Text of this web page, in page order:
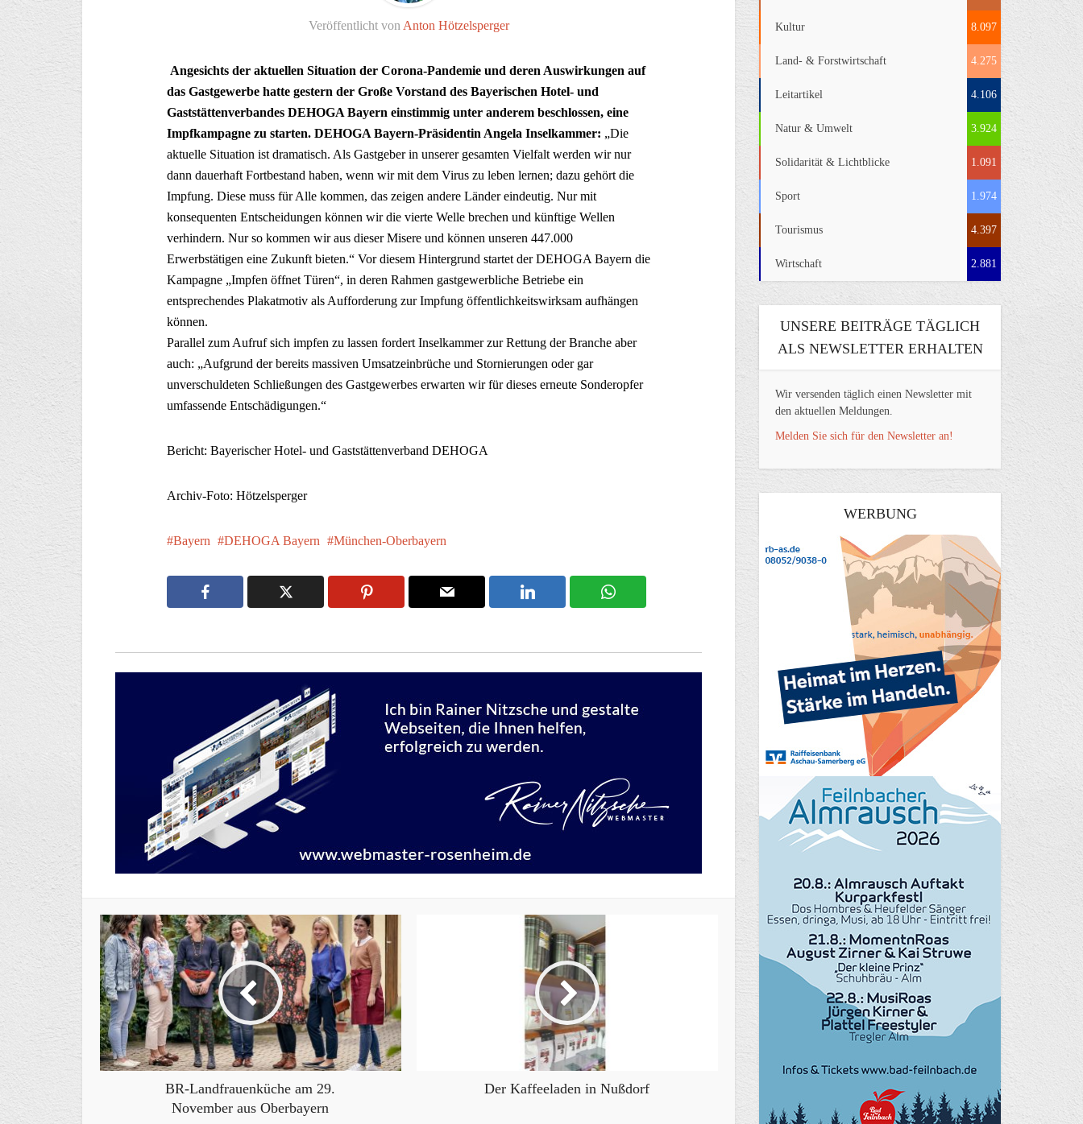
Veröffentlicht von Anton Hötzelsperger
Angesichts der aktuellen Situation der Corona-Pandemie und deren Auswirkungen auf
das Gastgewerbe hatte gestern der Große Vorstand des Bayerischen Hotel- und
Gaststättenverbandes DEHOGA Bayern einstimmig unter anderem beschlossen, eine
Impfkampagne zu starten. DEHOGA Bayern-Präsidentin Angela Inselkammer: „Die
aktuelle Situation ist dramatisch. Als Gastgeber in unserer gesamten Vielfalt werden wir nur
dann dauerhaft Fortbestand haben, wenn wir mit dem Virus zu leben lernen; dazu gehört die
Impfung. Diese muss für Alle kommen, das zeigen andere Länder eindeutig. Nur mit
konsequenten Entscheidungen können wir die vierte Welle brechen und künftige Wellen
verhindern. Nur so kommen wir aus dieser Misere und können unseren 447.000
Erwerbstätigen eine Zukunft bieten.“ Vor diesem Hintergrund startet der DEHOGA Bayern die
Kampagne „Impfen öffnet Türen“, in deren Rahmen gastgewerbliche Betriebe ein
entsprechendes Plakatmotiv als Aufforderung zur Impfung öffentlichkeitswirksam aufhängen
können.
Parallel zum Aufruf sich impfen zu lassen fordert Inselkammer zur Rettung der Branche aber
auch: „Aufgrund der bereits massiven Umsatzeinbrüche und Stornierungen oder gar
unverschuldeten Schließungen des Gastgewerbes erwarten wir für dieses erneute Sonderopfer
umfassende Entschädigungen.“
Bericht: Bayerischer Hotel- und Gaststättenverband DEHOGA
Archiv-Foto: Hötzelsperger
Bayern DEHOGA Bayern München-Oberbayern
BR-Landfrauenküche am 29.
November aus Oberbayern
Der Kaffeeladen in Nußdorf
Kultur 8.097
Land- & Forstwirtschaft 4.275
Leitartikel 4.106
Natur & Umwelt 3.924
Solidarität & Lichtblicke 1.091
Sport 1.974
Tourismus 4.397
Wirtschaft 2.881
UNSERE BEITRÄGE TÄGLICH
ALS NEWSLETTER ERHALTEN
Wir versenden täglich einen Newsletter mit
den aktuellen Meldungen.
Melden Sie sich für den Newsletter an!
WERBUNG